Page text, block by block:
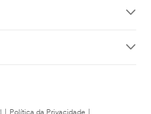
Política da Privacidade